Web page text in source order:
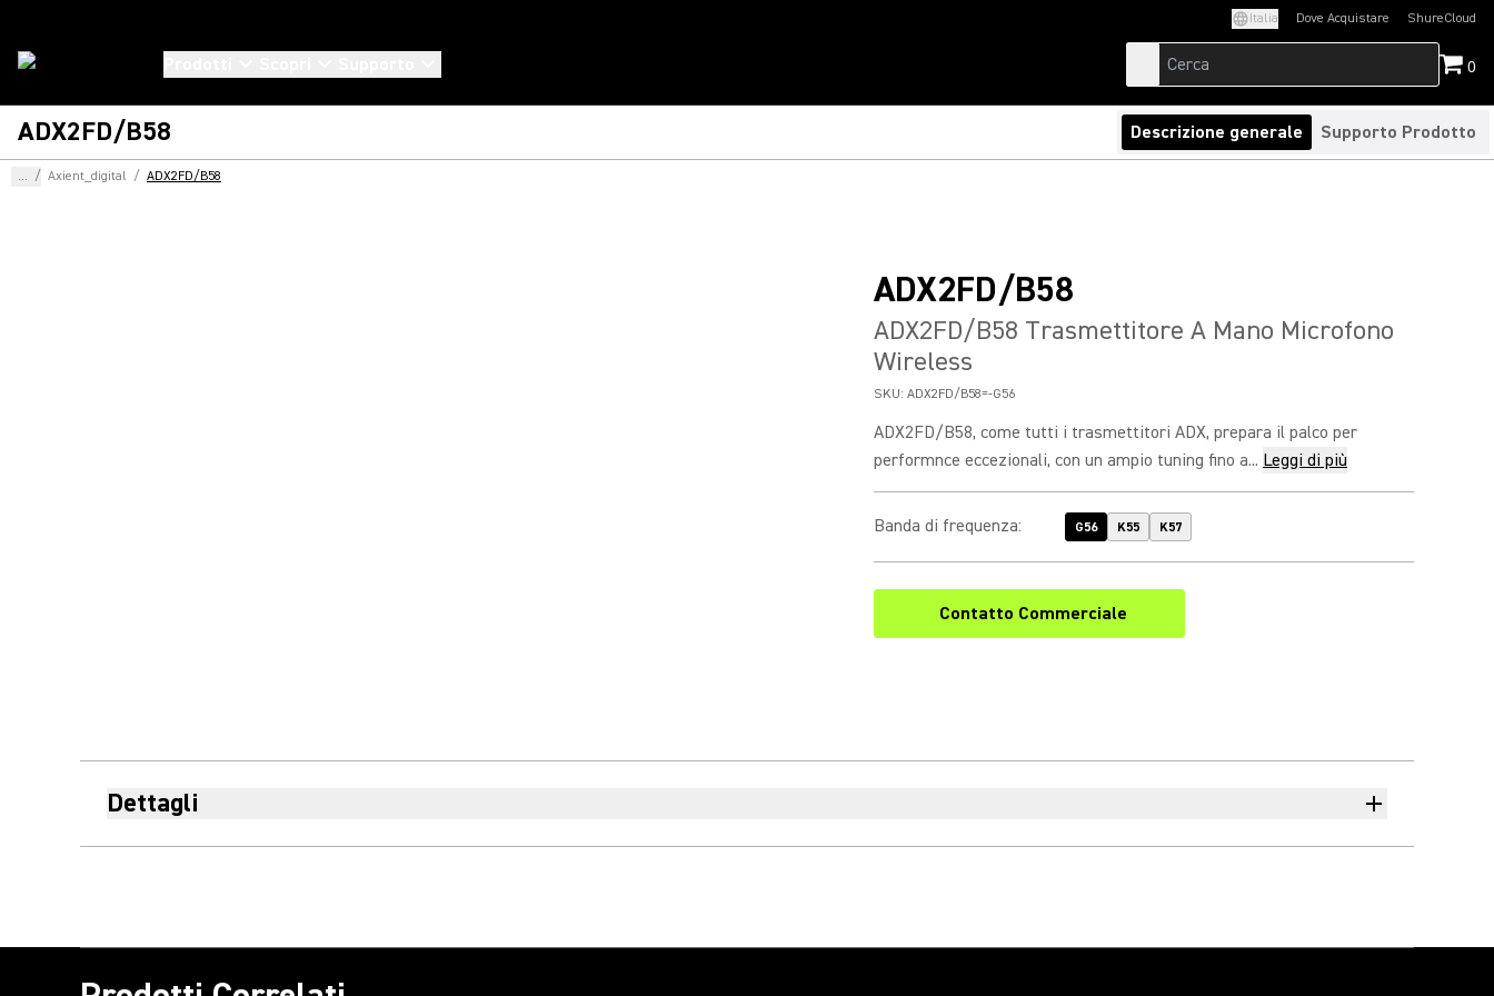
Italia Dove Acquistare ShureCloud
(Opens in a new
0
ADX2FD/B58 Descrizione generale Supporto Prodotto
... / Axient_digital / ADX2FD/B58
ADX2FD/B58
ADX2FD/B58 Trasmettitore A Mano Microfono
Wireless
SKU: ADX2FD/B58=-G56
ADX2FD/B58, come tutti i trasmettitori ADX, prepara il palco per
performnce eccezionali, con un ampio tuning fino a... Leggi di più
Banda di frequenza: G56 K55 K57
Contatto Commerciale
Dettagli